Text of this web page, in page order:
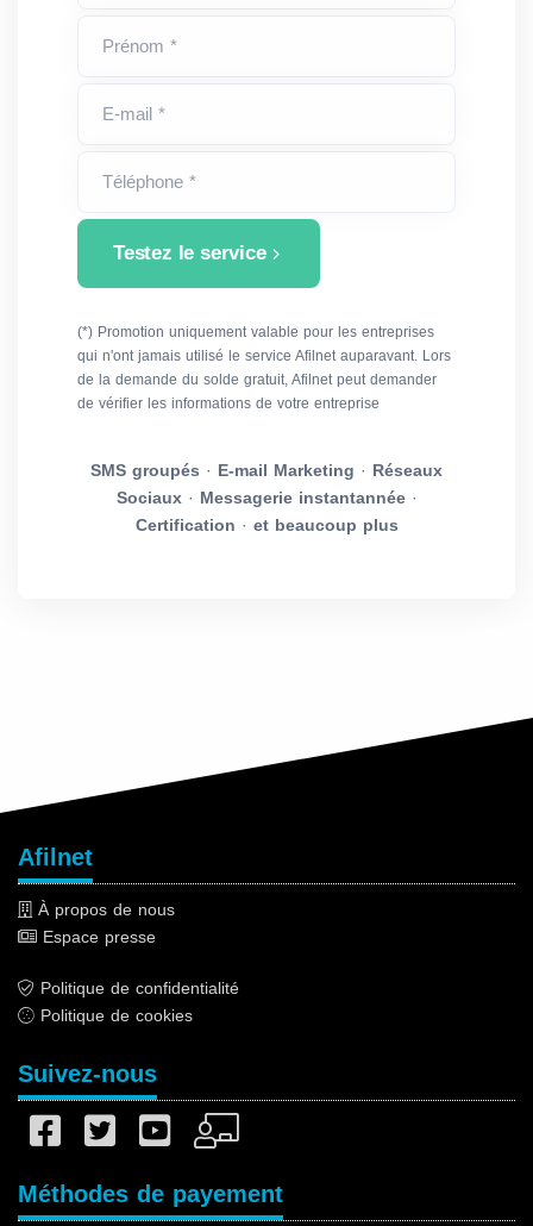
Prénom *
E-mail *
Téléphone *
Testez le service
(*) Promotion uniquement valable pour les entreprises
qui n'ont jamais utilisé le service Afilnet auparavant. Lors
de la demande du solde gratuit, Afilnet peut demander
de vérifier les informations de votre entreprise
SMS groupés · E-mail Marketing · Réseaux
Sociaux· Messagerie instantannée·
Certification · et beaucoup plus
Afilnet
À propos de nous
Espace presse
Politique de confidentialité
Politique de cookies
Suivez-nous
Méthodes de payement